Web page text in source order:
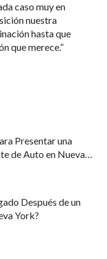
caso muy en
nuestra
hasta que
que merece.”
Presentar una
de Auto en Nueva
Después de un
York?